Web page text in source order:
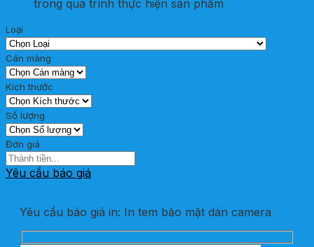
trong quá trình thực hiện sản phẩm
Loại
Cán màng
Kích thước
Số lượng
Đơn giá
Yêu cầu báo giá
Yêu cầu báo giá in: In tem bảo mật dán camera